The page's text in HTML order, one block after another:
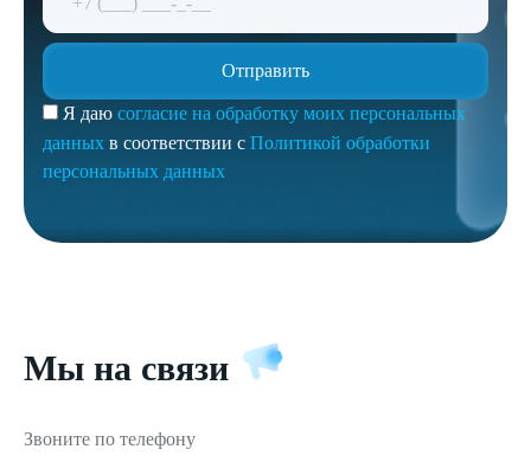
Я даю согласие на обработку моих персональных
данных в соответствии с Политикой обработки
персональных данных
Мы на связи
Звоните по телефону